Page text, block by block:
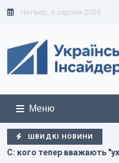
Четвер, 6 серпня 2026
Меню
ШВИДКІ НОВИНИ
"ухилянтами" Чи